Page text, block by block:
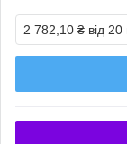
2 782,10 ₴ від 20